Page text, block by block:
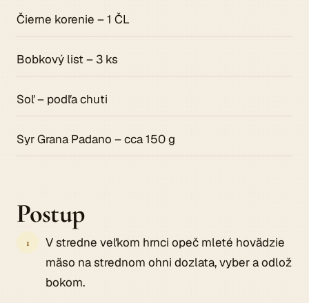
Čierne korenie – 1 ČL
Bobkový list – 3 ks
Soľ – podľa chuti
Syr Grana Padano – cca 150 g
Postup
V stredne veľkom hrnci opeč mleté hovädzie
mäso na strednom ohni dozlata, vyber a odlož
bokom.